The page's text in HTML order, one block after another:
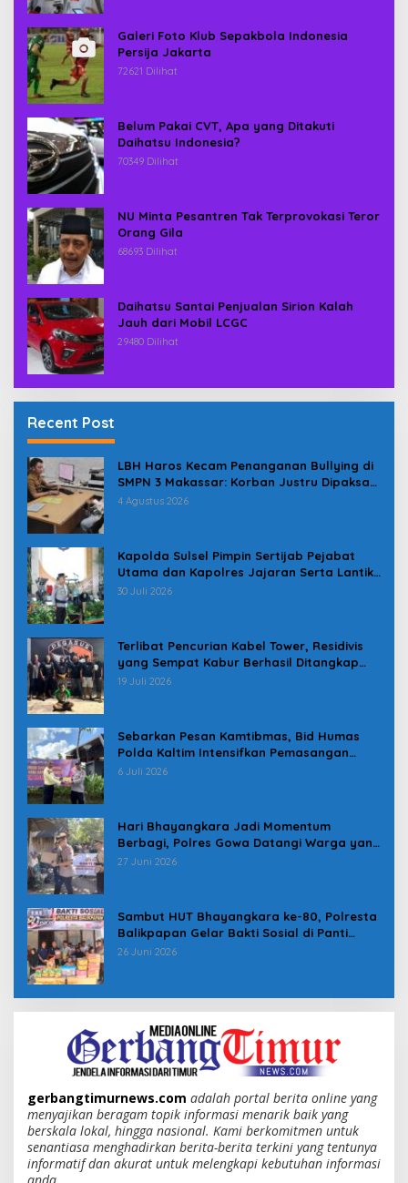
Galeri Foto Klub Sepakbola Indonesia
Persija Jakarta
72621 Dilihat
Belum Pakai CVT, Apa yang Ditakuti
Daihatsu Indonesia?
70349 Dilihat
NU Minta Pesantren Tak Terprovokasi Teror
Orang Gila
68693 Dilihat
Daihatsu Santai Penjualan Sirion Kalah
Jauh dari Mobil LCGC
29480 Dilihat
Recent Post
LBH Haros Kecam Penanganan Bullying di
SMPN 3 Makassar: Korban Justru Dipaksa
Pindah
4 Agustus 2026
Kapolda Sulsel Pimpin Sertijab Pejabat
Utama dan Kapolres Jajaran Serta Lantik
Karolog dan Kapolresta Gowa
30 Juli 2026
Terlibat Pencurian Kabel Tower, Residivis
yang Sempat Kabur Berhasil Ditangkap
Tim Gabungan di Jeneponto
19 Juli 2026
Sebarkan Pesan Kamtibmas, Bid Humas
Polda Kaltim Intensifkan Pemasangan
Spanduk serta Pembagian Stiker
6 Juli 2026
Hari Bhayangkara Jadi Momentum
Berbagi, Polres Gowa Datangi Warga yang
Membutuhkan
27 Juni 2026
Sambut HUT Bhayangkara ke-80, Polresta
Balikpapan Gelar Bakti Sosial di Panti
Asuhan Jabal Rahmah
26 Juni 2026
gerbangtimurnews.com adalah portal berita online yang
menyajikan beragam topik informasi menarik baik yang
berskala lokal, hingga nasional. Kami berkomitmen untuk
senantiasa menghadirkan berita-berita terkini yang tentunya
informatif dan akurat untuk melengkapi kebutuhan informasi